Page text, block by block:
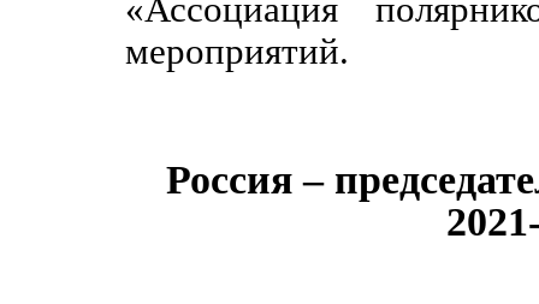
«Ассоциация
мероприятий.
Россия –